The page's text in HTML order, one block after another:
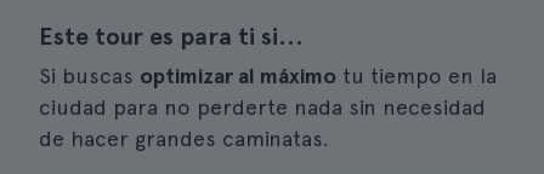
Este tour es para ti si...
Si buscas optimizar al máximo tu tiempo en la
ciudad para no perderte nada sin necesidad
de hacer grandes caminatas.